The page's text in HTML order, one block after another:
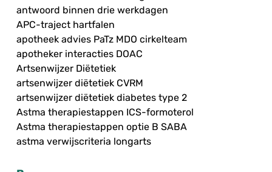
antwoord binnen drie werkdagen
APC-traject hartfalen
apotheek advies PaTz MDO cirkelteam
apotheker interacties DOAC
Artsenwijzer Diëtetiek
artsenwijzer diëtetiek CVRM
artsenwijzer diëtetiek diabetes type 2
Astma therapiestappen ICS-formoterol
Astma therapiestappen optie B SABA
astma verwijscriteria longarts